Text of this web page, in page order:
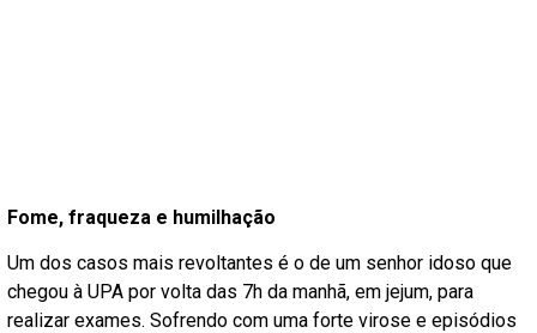
Fome, fraqueza e humilhação
Um dos casos mais revoltantes é o de um senhor idoso que
chegou à UPA por volta das 7h da manhã, em jejum, para
realizar exames. Sofrendo com uma forte virose e episódios